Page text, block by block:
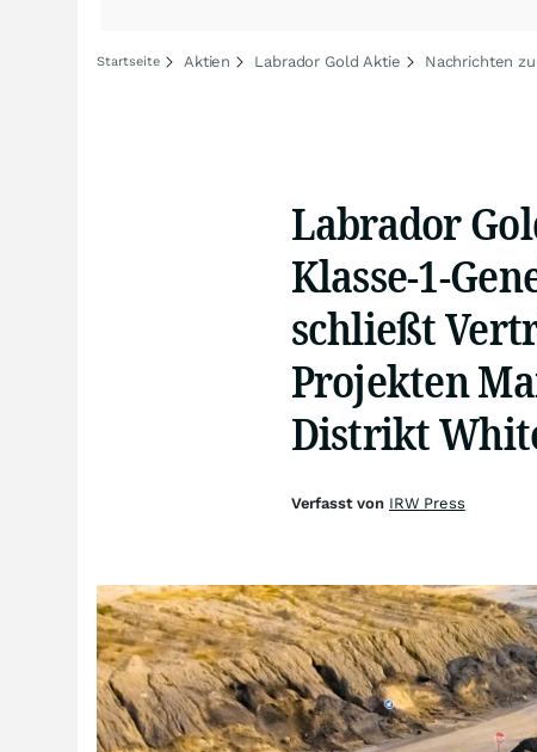
Startseite Aktien Labrador Gold Aktie Nachrichten
Labrador
Klasse-1-
schließt
Projekten
Distrikt
Verfasst von IRW Press